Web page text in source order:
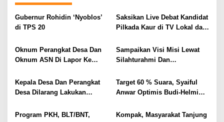
s
i
p
o
Gubernur Rohidin ‘Nyoblos’
di TPS 20
Saksikan Live Debat Kandidat
Pilkada Kaur di TV Lokal dan
Oknum Perangkat Desa Dan
Oknum ASN Di Lapor Ke
Netralitas.
Sampaikan Visi Misi Lewat
Silahturahmi Dan
Bengkulu Selatan Ingin
Paslon Tidak Hanya Tebar
Kepala Desa Dan Perangkat
Desa Dilarang Lakukan
Praktis, Ini Aturannya
Target 60 % Suara, Syaiful
Anwar Optimis Budi-Helmi
Program PKH, BLT/BNT,
Kompak, Masyarakat Tanjung